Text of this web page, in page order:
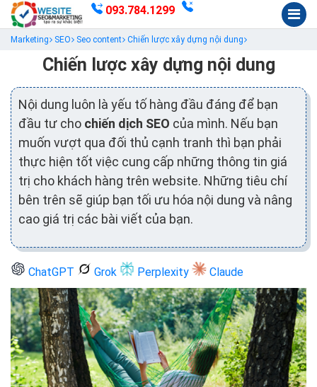
093.784.1299
Marketing SEO Seo content Chiến lược xây dựng nội dung
Chiến lược xây dựng nội dung
Nội dung luôn là yếu tố hàng đầu đáng để bạn
đầu tư cho chiến dịch SEO của mình. Nếu bạn
muốn vượt qua đối thủ cạnh tranh thì bạn phải
thực hiện tốt việc cung cấp những thông tin giá
trị cho khách hàng trên website. Những tiêu chí
bên trên sẽ giúp bạn tối ưu hóa nội dung và nâng
cao giá trị các bài viết của bạn.
ChatGPT Grok Perplexity Claude